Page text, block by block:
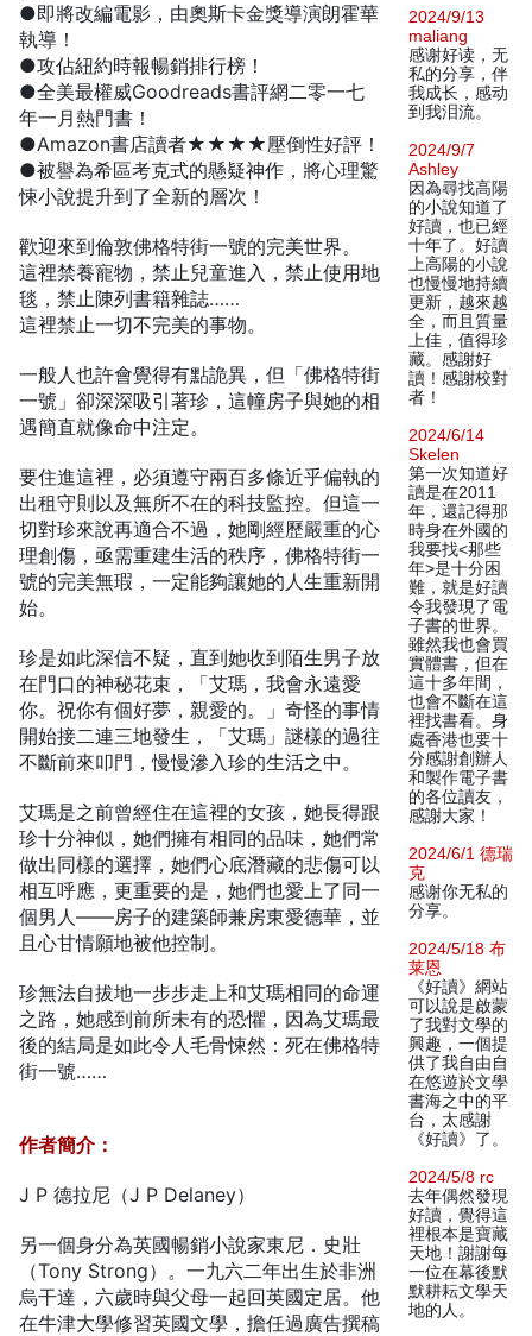
●即將改編電影，由奧斯卡金獎導演朗霍華
執導！
●攻佔紐約時報暢銷排行榜！
●全美最權威Goodreads書評網二零一七
年一月熱門書！
●Amazon書店讀者★★★★壓倒性好評！
●被譽為希區考克式的懸疑神作，將心理驚
悚小說提升到了全新的層次！
歡迎來到倫敦佛格特街一號的完美世界。
這裡禁養寵物，禁止兒童進入，禁止使用地
毯，禁止陳列書籍雜誌……
這裡禁止一切不完美的事物。
一般人也許會覺得有點詭異，但「佛格特街
一號」卻深深吸引著珍，這幢房子與她的相
遇簡直就像命中注定。
要住進這裡，必須遵守兩百多條近乎偏執的
出租守則以及無所不在的科技監控。但這一
切對珍來說再適合不過，她剛經歷嚴重的心
理創傷，亟需重建生活的秩序，佛格特街一
號的完美無瑕，一定能夠讓她的人生重新開
始。
珍是如此深信不疑，直到她收到陌生男子放
在門口的神秘花束，「艾瑪，我會永遠愛
你。祝你有個好夢，親愛的。」奇怪的事情
開始接二連三地發生，「艾瑪」謎樣的過往
不斷前來叩門，慢慢滲入珍的生活之中。
艾瑪是之前曾經住在這裡的女孩，她長得跟
珍十分神似，她們擁有相同的品味，她們常
做出同樣的選擇，她們心底潛藏的悲傷可以
相互呼應，更重要的是，她們也愛上了同一
個男人——房子的建築師兼房東愛德華，並
且心甘情願地被他控制。
珍無法自拔地一步步走上和艾瑪相同的命運
之路，她感到前所未有的恐懼，因為艾瑪最
後的結局是如此令人毛骨悚然：死在佛格特
街一號……
作者簡介：
J P 德拉尼（J P Delaney）
另一個身分為英國暢銷小說家東尼．史壯
（Tony Strong）。一九六二年出生於非洲
烏干達，六歲時與父母一起回英國定居。他
在牛津大學修習英國文學，擔任過廣告撰稿
2024/9/13
maliang
感谢好读，无
私的分享，伴
我成长，感动
到我泪流。
2024/9/7
Ashley
因為尋找高陽
的小說知道了
好讀，也已經
十年了。好讀
上高陽的小說
也慢慢地持續
更新，越來越
全，而且質量
上佳，值得珍
藏。感謝好
讀！感謝校對
者！
2024/6/14
Skelen
第一次知道好
讀是在2011
年，還記得那
時身在外國的
我要找<那些
年>是十分困
難，就是好讀
令我發現了電
子書的世界。
雖然我也會買
實體書，但在
這十多年間，
也會不斷在這
裡找書看。身
處香港也要十
分感謝創辦人
和製作電子書
的各位讀友，
感謝大家！
2024/6/1 德瑞
克
感谢你无私的
分享。
2024/5/18 布
莱恩
《好讀》網站
可以說是啟蒙
了我對文學的
興趣，一個提
供了我自由自
在悠遊於文學
書海之中的平
台，太感謝
《好讀》了。
2024/5/8 rc
去年偶然發現
好讀，覺得這
裡根本是寶藏
天地！謝謝每
一位在幕後默
默耕耘文學天
地的人。